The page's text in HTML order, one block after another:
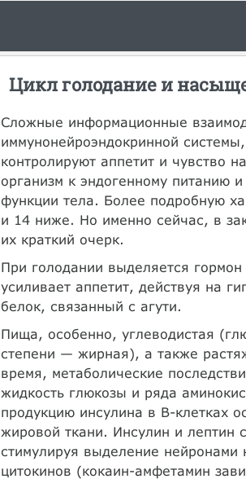
Цикл голодание и
Сложные информационные
иммунонейроэндокринной
контролируют аппетит и чувство
организм к эндогенному питанию
функции тела. Более подробную
и 14 ниже. Но именно сейчас, в
их краткий очерк.
При голодании выделяется
усиливает аппетит, действуя на
белок, связанный с агути.
Пища, особенно, углеводистая
степени — жирная), а также
время, метаболические
жидкость глюкозы и ряда
продукцию инсулина в В-клетках
жировой ткани. Инсулин и лептин
стимулируя выделение
цитокинов (кокаин-амфетамин